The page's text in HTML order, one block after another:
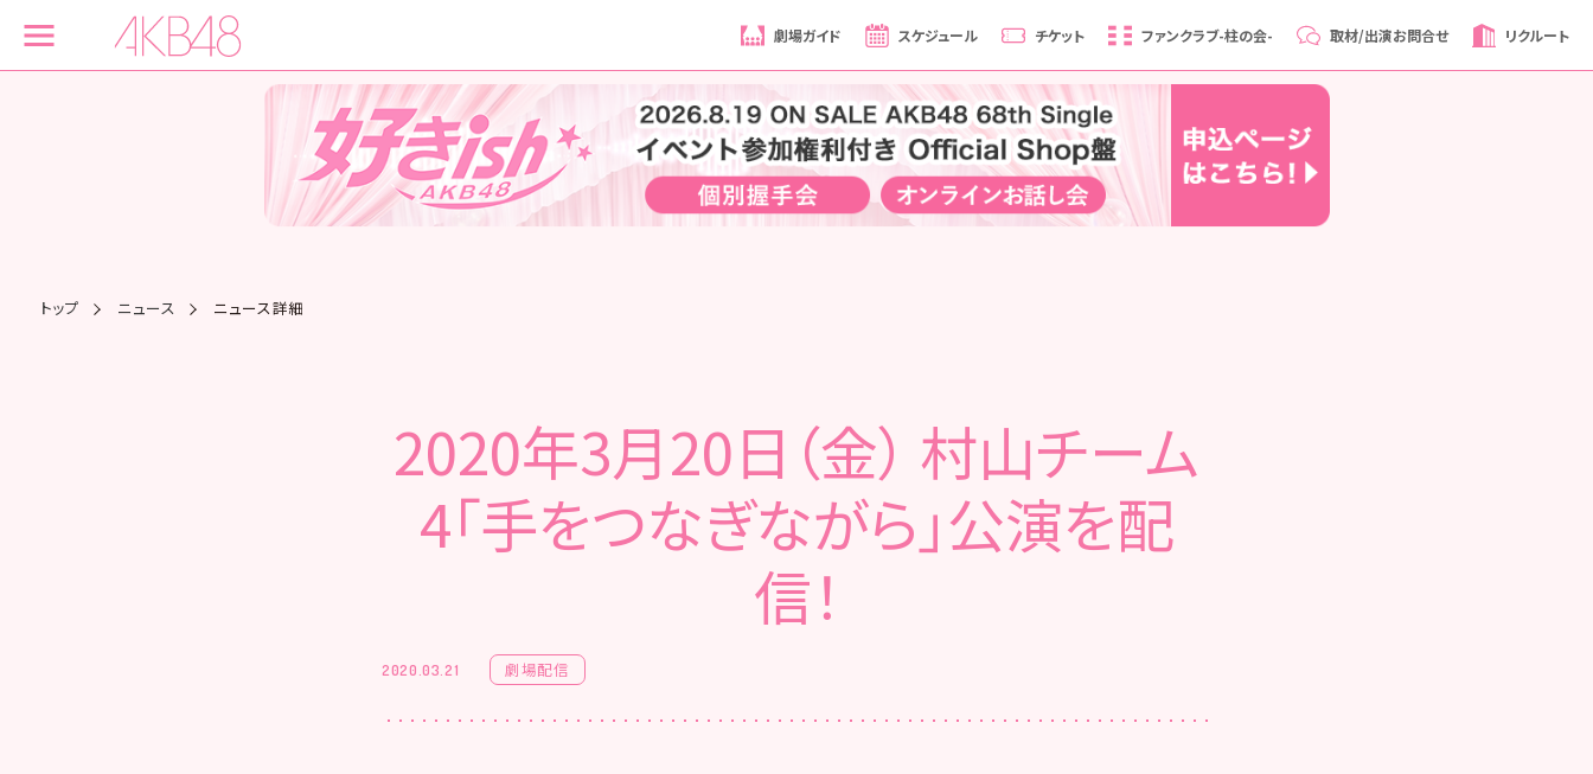
劇場ガイド スケジュール チケット ファンクラブ-柱の会- 取材/出演お問合せ リクルート
トップ ニュース ニュース詳細
2020年3月20日（金） 村山チーム
4「手をつなぎながら」公演を配
信！
2020.03.21 劇場配信